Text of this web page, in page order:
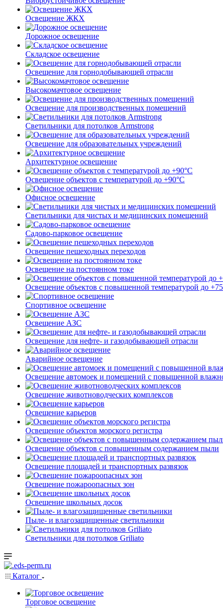
Освещение ЖКХ
Дорожное освещение
Складское освещение
Освещение для горнодобывающей отрасли
Высокомачтовое освещение
Освещение для производственных помещений
Светильники для потолков Armstrong
Освещение для образовательных учреждений
Архитектурное освещение
Освещение объектов с температурой до +90°С
Офисное освещение
Светильники для чистых и медицинских помещений
Садово-парковое освещение
Освещение пешеходных переходов
Освещение на постоянном токе
Освещение объектов с повышенной температурой до
Спортивное освещение
Освещение АЗС
Освещение для нефте- и газодобывающей отрасли
Аварийное освещение
Освещение автомоек и помещений с повышенной
Освещение животноводческих комплексов
Освещение карьеров
Освещение объектов морского регистра
Освещение объектов с повышенным содержанием пыли
Освещение площадей и транспортных развязок
Освещение пожароопасных зон
Освещение школьных досок
Пыле- и влагозащищенные светильники
Светильники для потолков Griliato
Каталог
Торговое освещение